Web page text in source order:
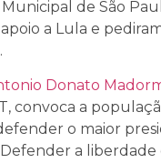
Municipal de São
a Lula e
Donato
convoca a
o maior
a liberdade